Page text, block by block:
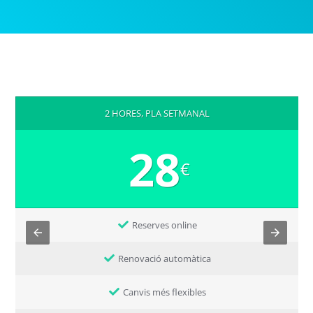
2 HORES, PLA SETMANAL
28€
Reserves online
Renovació automàtica
Canvis més flexibles